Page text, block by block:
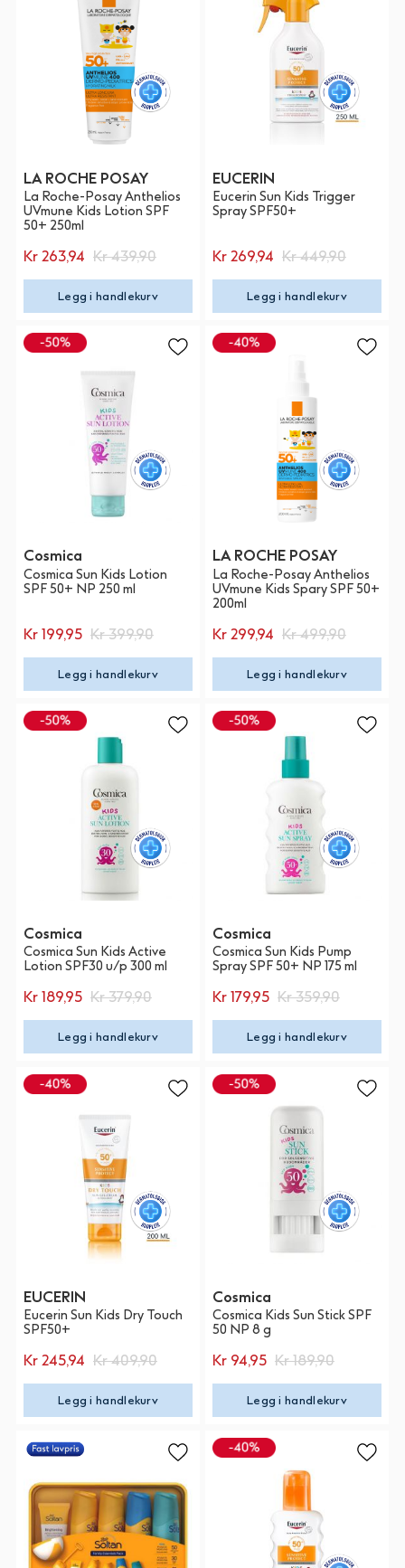
LA ROCHE POSAY
La Roche-Posay Anthelios
UVmune Kids Lotion SPF
50+ 250ml
Kr 263,94 Kr 439,90
Legg i handlekurv
EUCERIN
Eucerin Sun Kids Trigger
Spray SPF50+
Kr 269,94 Kr 449,90
Legg i handlekurv
Cosmica
Cosmica Sun Kids Lotion
SPF 50+ NP 250 ml
Kr 199,95 Kr 399,90
Legg i handlekurv
LA ROCHE POSAY
La Roche-Posay Anthelios
UVmune Kids Spary SPF 50+
200ml
Kr 299,94 Kr 499,90
Legg i handlekurv
Cosmica
Cosmica Sun Kids Active
Lotion SPF30 u/p 300 ml
Kr 189,95 Kr 379,90
Legg i handlekurv
Cosmica
Cosmica Sun Kids Pump
Spray SPF 50+ NP 175 ml
Kr 179,95 Kr 359,90
Legg i handlekurv
EUCERIN
Eucerin Sun Kids Dry Touch
SPF50+
Kr 245,94 Kr 409,90
Legg i handlekurv
Cosmica
Cosmica Kids Sun Stick SPF
50 NP 8 g
Kr 94,95 Kr 189,90
Legg i handlekurv